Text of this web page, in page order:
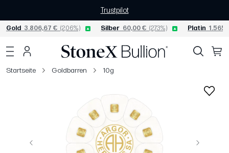
Trustpilot
Gold 3.806,67 € (2,06%) Silber 60,00 € (2,73%) Platin
Startseite Goldbarren 10g
Vorige Weiter